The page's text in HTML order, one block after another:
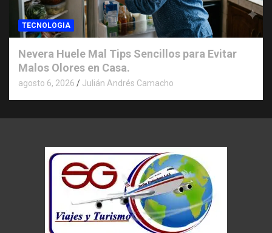
TECNOLOGIA
Nevera Huele Mal Tips Sencillos para Evitar
Malos Olores en Casa.
agosto 6, 2026 Julián Andrés Camacho